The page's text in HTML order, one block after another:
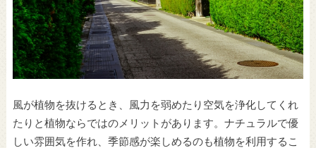
風が植物を抜けるとき、風力を弱めたり空気を浄化してくれ
たりと植物ならではのメリットがあります。ナチュラルで優
しい雰囲気を作れ、季節感が楽しめるのも植物を利用するこ